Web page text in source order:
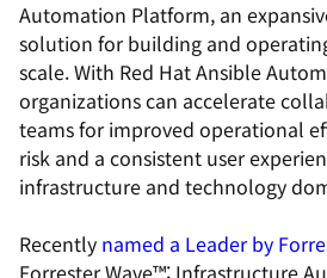
Automation Platform, an
solution for building and
scale. With Red Hat Ansible
organizations can accelerate
teams for improved operational
risk and a consistent user
infrastructure and technology
Recently named a Leader by
Forrester Wave™: Infrastructure